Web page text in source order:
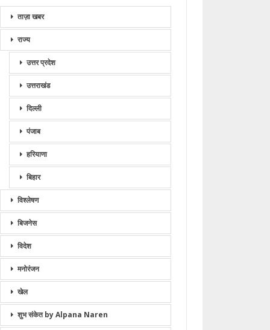
ताज़ा खबर
राज्य
उत्तर प्रदेश
उत्तराखंड
दिल्ली
पंजाब
हरियाणा
बिहार
विश्लेषण
बिजनेस
विदेश
मनोरंजन
खेल
शुभ संकेत by Alpana Naren